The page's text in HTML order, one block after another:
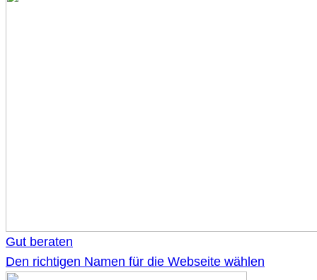
Gut beraten
Den richtigen Namen für die Webseite wählen